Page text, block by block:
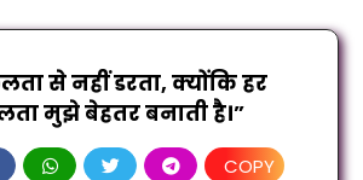
से नहीं डरता, क्योंकि हर
मुझे बेहतर बनाती है।”
COPY